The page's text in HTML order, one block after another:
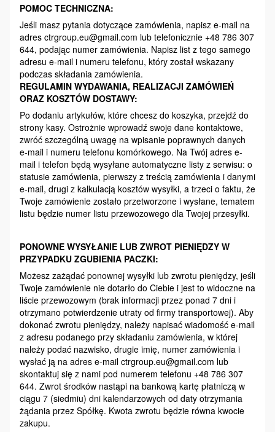
POMOC TECHNICZNA:
Jeśli masz pytania dotyczące zamówienia, napisz e-mail na
adres ctrgroup.eu@gmail.com lub telefonicznie +48 786 307
644, podając numer zamówienia. Napisz list z tego samego
adresu e-mail i numeru telefonu, który został wskazany
podczas składania zamówienia.
REGULAMIN WYDAWANIA, REALIZACJI ZAMÓWIEŃ
ORAZ KOSZTÓW DOSTAWY:
Po dodaniu artykułów, które chcesz do koszyka, przejdź do
strony kasy. Ostrożnie wprowadź swoje dane kontaktowe,
zwróć szczególną uwagę na wpisanie poprawnych danych
e-mail i numeru telefonu komórkowego. Na Twój adres e-
mail i telefon będą wysyłane automatyczne listy z serwisu: o
statusie zamówienia, pierwszy z treścią zamówienia i danymi
e-mail, drugi z kalkulacją kosztów wysyłki, a trzeci o faktu, że
Twoje zamówienie zostało przetworzone i wysłane, tematem
listu będzie numer listu przewozowego dla Twojej przesyłki.
PONOWNE WYSYŁANIE LUB ZWROT PIENIĘDZY W
PRZYPADKU ZGUBIENIA PACZKI:
Możesz zażądać ponownej wysyłki lub zwrotu pieniędzy, jeśli
Twoje zamówienie nie dotarło do Ciebie i jest to widoczne na
liście przewozowym (brak informacji przez ponad 7 dni i
otrzymano potwierdzenie utraty od firmy transportowej). Aby
dokonać zwrotu pieniędzy, należy napisać wiadomość e-mail
z adresu podanego przy składaniu zamówienia, w której
należy podać nazwisko, drugie imię, numer zamówienia i
wysłać ją na adres e-mail ctrgroup.eu@gmail.com lub
skontaktuj się z nami pod numerem telefonu +48 786 307
644. Zwrot środków nastąpi na bankową kartę płatniczą w
ciągu 7 (siedmiu) dni kalendarzowych od daty otrzymania
żądania przez Spółkę. Kwota zwrotu będzie równa kwocie
zakupu.